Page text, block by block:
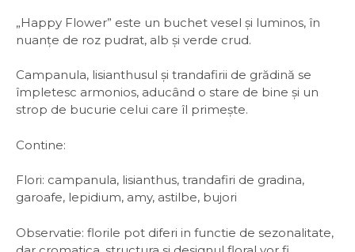
„Happy Flower” este un buchet vesel și luminos, în
nuanțe de roz pudrat, alb și verde crud.
Campanula, lisianthusul și trandafirii de grădină se
împletesc armonios, aducând o stare de bine și un
strop de bucurie celui care îl primește.
Contine:
Flori: campanula, lisianthus, trandafiri de gradina,
garoafe, lepidium, amy, astilbe, bujori
Observatie: florile pot diferi in functie de sezonalitate,